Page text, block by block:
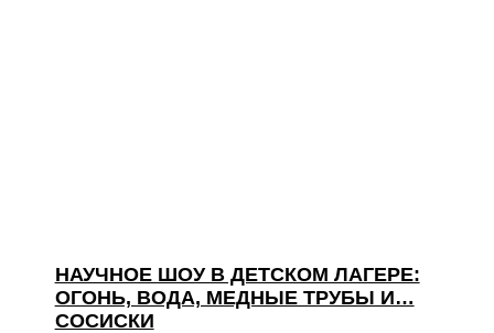
НАУЧНОЕ ШОУ В ДЕТСКОМ ЛАГЕРЕ:
ОГОНЬ, ВОДА, МЕДНЫЕ ТРУБЫ И…
СОСИСКИ